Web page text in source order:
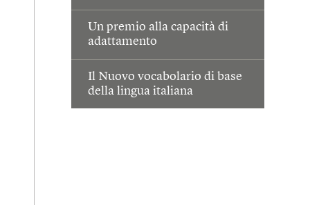
Un premio alla capacità di
adattamento
Il Nuovo vocabolario di base
della lingua italiana